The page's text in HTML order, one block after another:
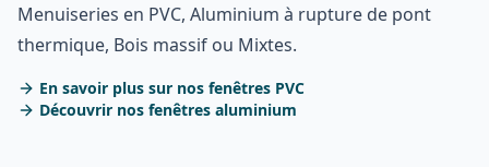
Menuiseries en PVC, Aluminium à rupture de pont
thermique, Bois massif ou Mixtes.
En savoir plus sur nos fenêtres PVC
Découvrir nos fenêtres aluminium